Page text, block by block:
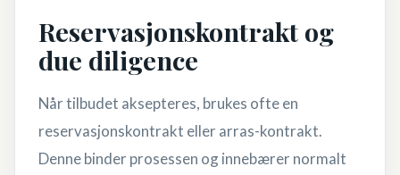
Reservasjonskontrakt og
due diligence
Når tilbudet aksepteres, brukes ofte en
reservasjonskontrakt eller arras-kontrakt.
Denne binder prosessen og innebærer normalt